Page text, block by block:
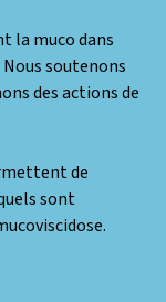
la muco dans
soutenons
des actions de
de
sont